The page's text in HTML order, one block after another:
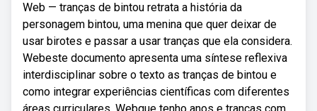
Web — tranças de bintou retrata a história da
personagem bintou, uma menina que quer deixar de
usar birotes e passar a usar tranças que ela considera.
Webeste documento apresenta uma síntese reflexiva
interdisciplinar sobre o texto as tranças de bintou e
como integrar experiências científicas com diferentes